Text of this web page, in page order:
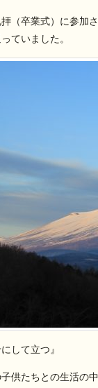
（卒業式）に参加
ていました。
にして立つ』
子供たちとの生活の